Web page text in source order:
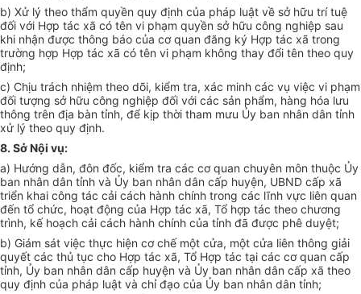
b) Xử lý theo thẩm quyền quy định của pháp luật về sở hữu trí tuệ
đối với Hợp tác xã có tên vi phạm quyền sởhữu công nghiệp sau
khi nhận được thông báo của cơ quan đăng ký Hợp tác xã trong
trường hợp Hợp tác xã có tên vi phạm không thay đổi tên theo quy
định;
c) Chịu trách nhiệm theo dõi, kiểm tra, xác minh các vụ việc vi phạm
đối tượng sở hữu công nghiệp đối với các sản phẩm, hàng hóa lưu
thông trên địa bàn tỉnh, để kịp thời tham mưu Ủy ban nhân dân tỉnh
xử lý theo quy định.
8. Sở Nội vụ:
a) Hướng dẫn, đôn đốc, kiểm tra các cơquan chuyên môn thuộc Ủy
ban nhân dân tỉnh và Ủy ban nhân dân cấp huyện, UBND cấp xã
triển khai công tác cải cách hành chính trong các lĩnh vực liên quan
đến tổ chức, hoạt động của Hợp tác xã, Tổ hợp tác theo chương
trình, kế hoạch cải cách hành chính của tỉnh đã được phê duyệt;
b) Giám sát việc thực hiện cơ chế một cửa, một cửa liên thông giải
quyết các thủ tục cho Hợp tác xã, Tổ Hợp tác tại các cơquan cấp
tỉnh, Ủy ban nhân dân cấp huyện và Ủy ban nhân dân cấp xã theo
quy định của pháp luật và chỉđạo của Ủy ban nhân dân tỉnh;